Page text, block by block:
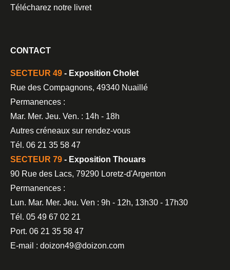
Télécharez notre livret
CONTACT
SECTEUR 49 - Exposition Cholet
Rue des Compagnons, 49340 Nuaillé
Permanences :
Mar. Mer. Jeu. Ven. : 14h - 18h
Autres créneaux sur rendez-vous
Tél. 06 21 35 58 47
SECTEUR 79 - Exposition Thouars
90 Rue des Lacs, 79290 Loretz-d'Argenton
Permanences :
Lun. Mar. Mer. Jeu. Ven : 9h - 12h, 13h30 - 17h30
Tél. 05 49 67 02 21
Port. 06 21 35 58 47
E-mail : doizon49@doizon.com